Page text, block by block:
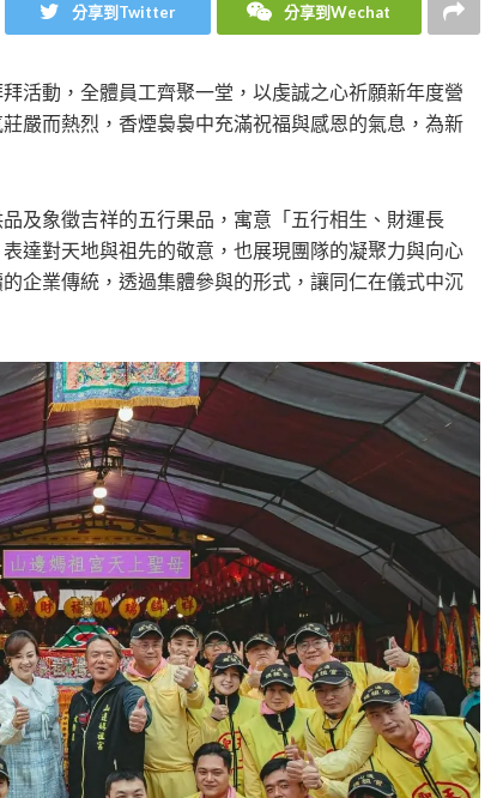
分享到Twitter 分享到Wechat
活動，全體員工齊聚一堂，以虔誠之心祈願新年度營
嚴而熱烈，香煙裊裊中充滿祝福與感恩的氣息，為新
及象徵吉祥的五行果品，寓意「五行相生、財運長
達對天地與祖先的敬意，也展現團隊的凝聚力與向心
企業傳統，透過集體參與的形式，讓同仁在儀式中沉